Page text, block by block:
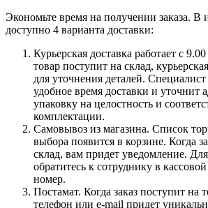
Экономьте время на получении заказа. В
доступно 4 варианта доставки:
Курьерская доставка работает с
товар поступит на склад,
для уточнения деталей.
удобное время доставки и уточнит
упаковку на целостность и
комплектации.
Самовывоз из магазина. Список
выбора появится в корзине. Когда
склад, вам придет уведомление.
обратитесь к сотруднику в
номер.
Постамат. Когда заказ поступит на
телефон или e-mail придет